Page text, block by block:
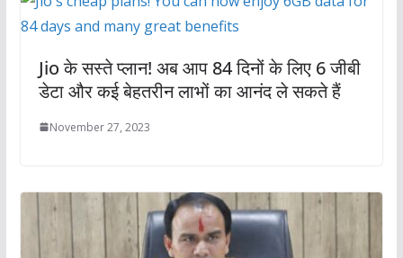
Jio के सस्ते प्लान! अब आप 84 दिनों के लिए 6 जीबी
डेटा और कई बेहतरीन लाभों का आनंद ले सकते हैं
November 27, 2023